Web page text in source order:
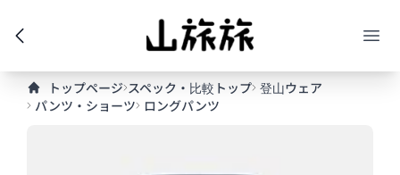
トップページ スペック・比較トップ 登山ウェア
パンツ・ショーツ ロングパンツ